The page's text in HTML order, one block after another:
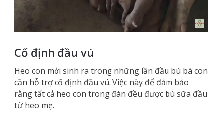
Cố định đầu vú
Heo con mới sinh ra trong những lần đầu bú bà con
cần hỗ trợ cố định đầu vú. Việc này để đảm bảo
rằng tất cả heo con trong đàn đều được bú sữa đầu
từ heo mẹ.